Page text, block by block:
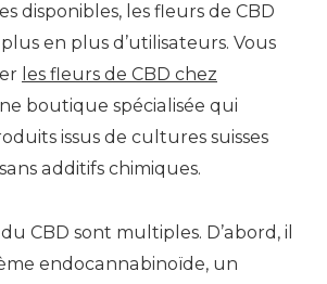
disponibles, les fleurs de CBD
en plus d’utilisateurs. Vous
les fleurs de CBD chez
boutique spécialisée qui
issus de cultures suisses
additifs chimiques.
CBD sont multiples. D’abord, il
endocannabinoïde, un